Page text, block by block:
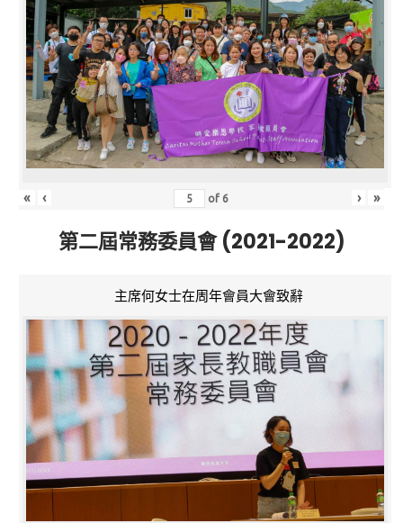
« ‹ of 6 › »
第二屆常務委員會 (2021-2022)
主席何女士在周年會員大會致辭